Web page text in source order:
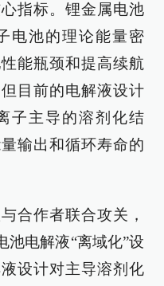
指标。锂金属电池
电池的理论能量密
能瓶颈和提高续航
目前的电解液设计
子主导的溶剂化结
输出和循环寿命的
合作者联合攻关，
池电解液“离域化”设
设计对主导溶剂化